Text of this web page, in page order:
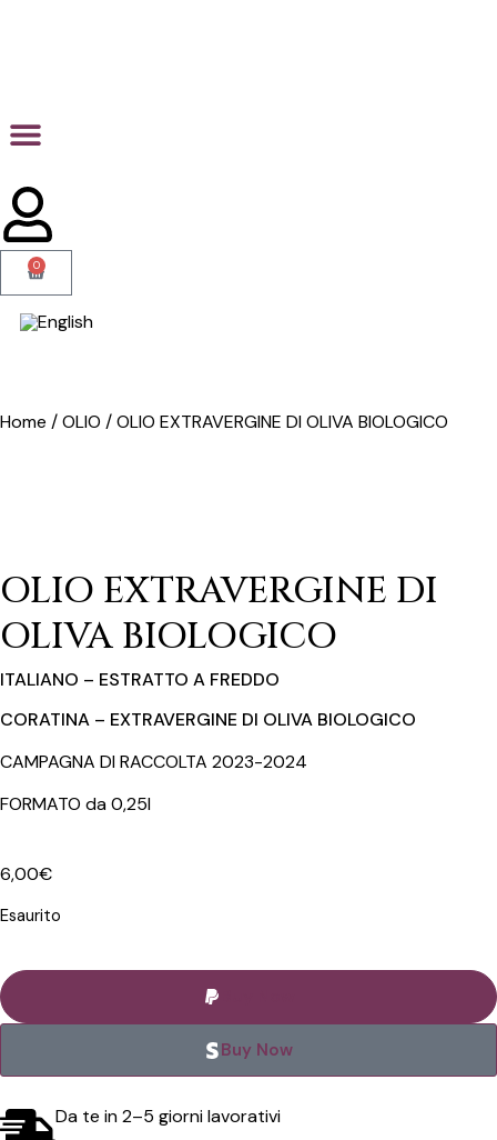
0
Home / OLIO / OLIO EXTRAVERGINE DI OLIVA BIOLOGICO
OLIO EXTRAVERGINE DI
OLIVA BIOLOGICO
ITALIANO – ESTRATTO A FREDDO
CORATINA – EXTRAVERGINE DI OLIVA BIOLOGICO
CAMPAGNA DI RACCOLTA 2023-2024
FORMATO da 0,25l
6,00€
Esaurito
Buy Now
Da te in 2–5 giorni lavorativi